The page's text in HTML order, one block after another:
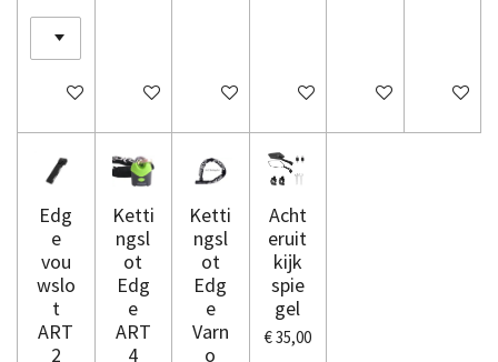
In winkelwagenIn winkelwagenIn winkelwagenIn winkelwagenIn winkelwagen
In
Edg
e
vou
wslo
t
ART
2
Ketti
ngsl
ot
Edg
e
ART
4
Ketti
ngsl
ot
Edg
e
Varn
o
Acht
eruit
kijk
spie
gel
€ 35,00